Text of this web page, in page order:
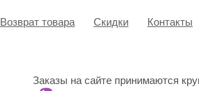
Возврат товара Cкидки Контакты
Заказы на сайте принимаются